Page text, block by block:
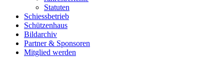
Statuten
Schiessbetrieb
Schützenhaus
Bildarchiv
Partner & Sponsoren
Mitglied werden